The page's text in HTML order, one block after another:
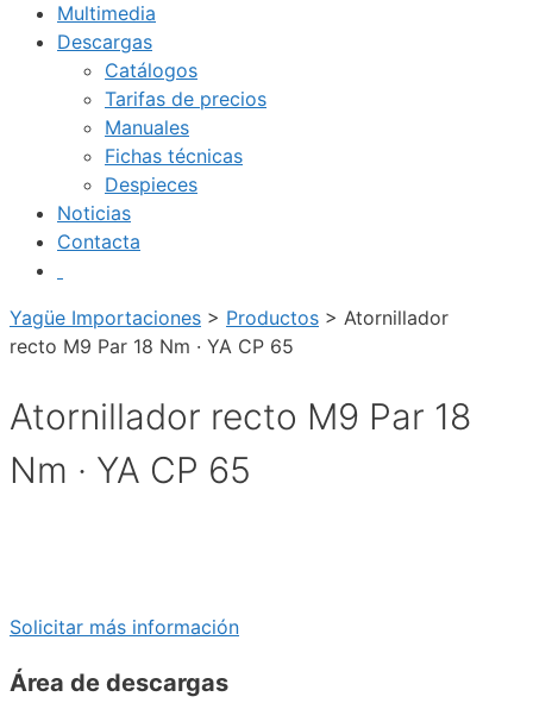
Multimedia
Descargas
Catálogos
Tarifas de precios
Manuales
Fichas técnicas
Despieces
Noticias
Contacta
Yagüe Importaciones > Productos > Atornillador
recto M9 Par 18 Nm · YA CP 65
Atornillador recto M9 Par 18
Nm · YA CP 65
Solicitar más información
Área de descargas